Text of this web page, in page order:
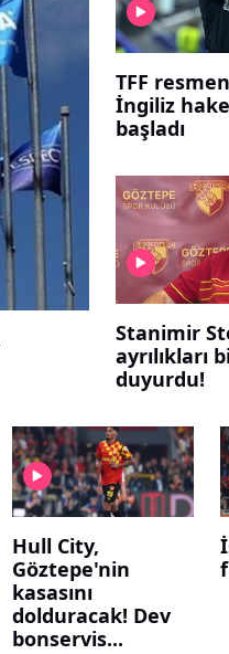
TFF
İngiliz
başladı
Stanimir
ayrılıkları
duyurdu!
Hull City,
Göztepe'nin
kasasını
dolduracak! Dev
bonservis...